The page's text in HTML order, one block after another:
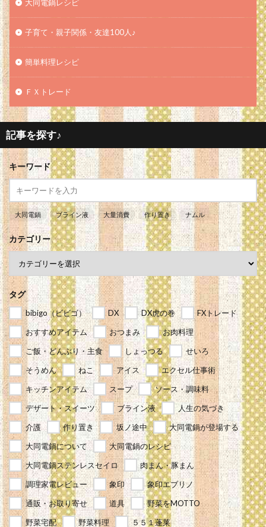
大同電鍋レシピ
子育て・親子関係・友達100人♪
簡単料理レシピ
ＦＸトレード
記事を探す♪
キーワード
大同電鍋 ブライン液 大量消費 作り置き ナムル
カテゴリー
タグ
bibigo（ビビゴ） DX DX虎の巻
FXトレード
おすすめアイテム
おつまみ
お肉料理
ご飯・どんぶり・主食
しょっつる
せいろ
そうめん
ねこ アイス
エクセル仕事術
キッチンアイテム
スープ
ソース・調味料
デザート・スイーツ
ブライン液
人生の気づき
介護
作り置き 坂ノ途中
大同電鍋が登場する
大同電鍋について
大同電鍋のレシピ
大同電鍋ステンレスセイロ
肉まん・豚まん
調理家電レビュー
象印
象印エブリノ
通販・お取り寄せ
道具
野菜をMOTTO
野菜宅配
野菜料理 ５５１蓬莱